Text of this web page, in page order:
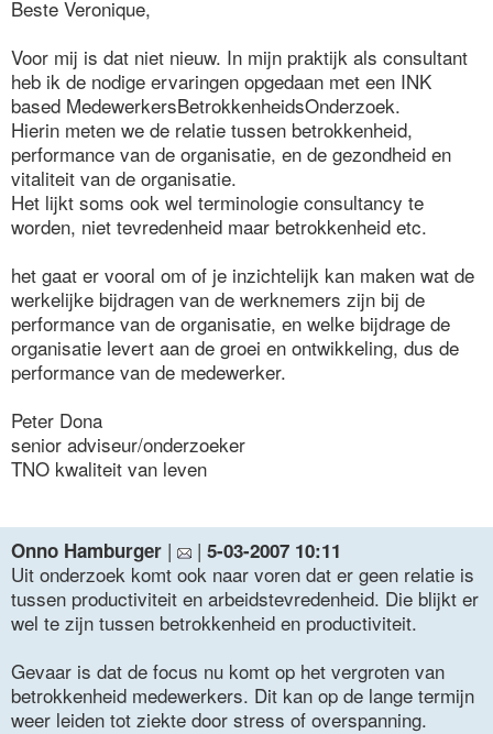
Beste Veronique,
Voor mij is dat niet nieuw. In mijn praktijk als consultant
heb ik de nodige ervaringen opgedaan met een INK
based MedewerkersBetrokkenheidsOnderzoek.
Hierin meten we de relatie tussen betrokkenheid,
performance van de organisatie, en de gezondheid en
vitaliteit van de organisatie.
Het lijkt soms ook wel terminologie consultancy te
worden, niet tevredenheid maar betrokkenheid etc.
het gaat er vooral om of je inzichtelijk kan maken wat de
werkelijke bijdragen van de werknemers zijn bij de
performance van de organisatie, en welke bijdrage de
organisatie levert aan de groei en ontwikkeling, dus de
performance van de medewerker.
Peter Dona
senior adviseur/onderzoeker
TNO kwaliteit van leven
Onno Hamburger | | 5-03-2007 10:11
Uit onderzoek komt ook naar voren dat er geen relatie is
tussen productiviteit en arbeidstevredenheid. Die blijkt er
wel te zijn tussen betrokkenheid en productiviteit.
Gevaar is dat de focus nu komt op het vergroten van
betrokkenheid medewerkers. Dit kan op de lange termijn
weer leiden tot ziekte door stress of overspanning.